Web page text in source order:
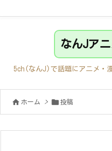
なんJア
5ch(なんJ)で話題にアニメ・
 ホーム >  投稿